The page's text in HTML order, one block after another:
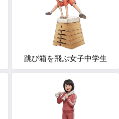
跳び箱を飛ぶ女子中学生